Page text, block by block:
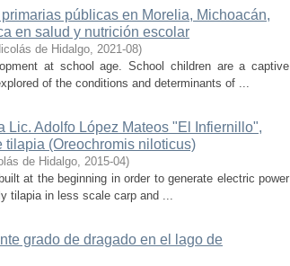
públicas en Morelia, Michoacán,
en salud y nutrición escolar
de Hidalgo, 2021-08)
at school age. School children are a captive
of the conditions and determinants of ...
Adolfo López Mateos "El Infiernillo",
tilapia (Oreochromis niloticus)
de Hidalgo, 2015-04)
at the beginning in order to generate electric power
tilapia in less scale carp and ...
grado de dragado en el lago de